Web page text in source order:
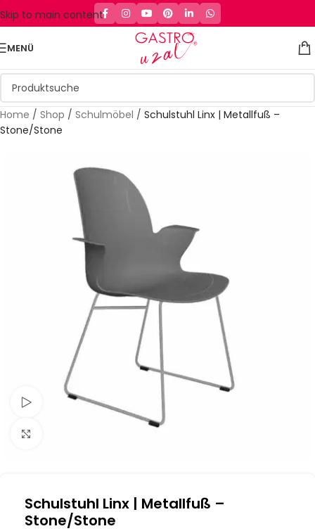
Skip to main content
MENÜ
Home / Shop / Schulmöbel / Schulstuhl Linx | Metallfuß –
Stone/Stone
Schau Video
Schulstuhl Linx | Metallfuß –
Stone/Stone